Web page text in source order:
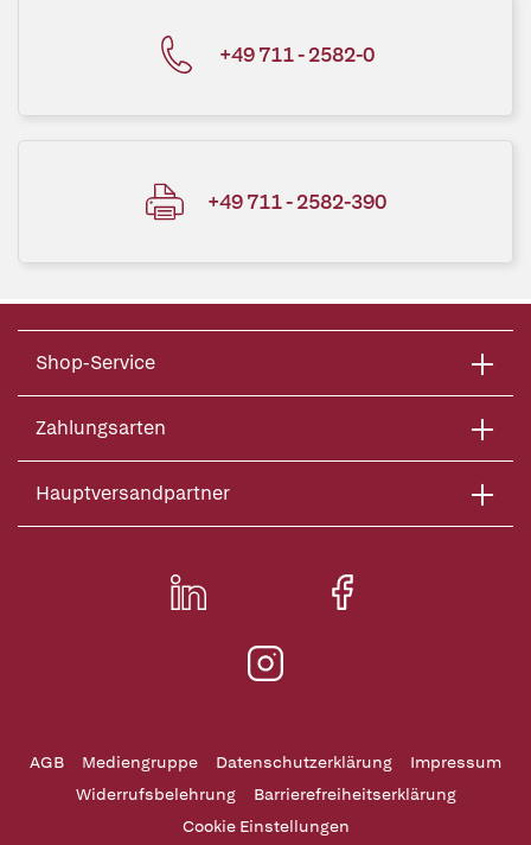
+49 711 - 2582-0
+49 711 - 2582-390
Shop-Service
Zahlungsarten
Hauptversandpartner
AGB Mediengruppe Datenschutzerklärung
Impressum
Widerrufsbelehrung
Barrierefreiheitserklärung
Cookie Einstellungen